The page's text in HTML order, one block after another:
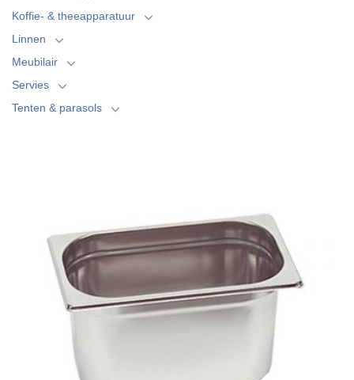
Koffie- & theeapparatuur
Linnen
Meubilair
Servies
Tenten & parasols